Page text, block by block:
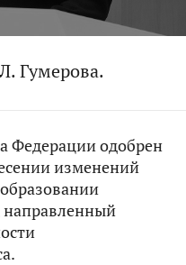
Гумерова.
Федерации одобрен
изменений
направленный